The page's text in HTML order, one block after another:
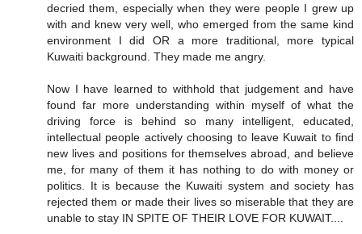
decried them, especially when they were people I grew up
with and knew very well, who emerged from the same kind
environment I did OR a more traditional, more typical
Kuwaiti background. They made me angry.
Now I have learned to withhold that judgement and have
found far more understanding within myself of what the
driving force is behind so many intelligent, educated,
intellectual people actively choosing to leave Kuwait to find
new lives and positions for themselves abroad, and believe
me, for many of them it has nothing to do with money or
politics. It is because the Kuwaiti system and society has
rejected them or made their lives so miserable that they are
unable to stay IN SPITE OF THEIR LOVE FOR KUWAIT....